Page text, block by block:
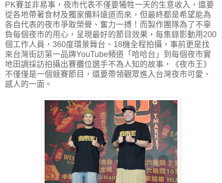
PK賽並非易事，夜市代表不僅要犧牲一天的生意收入，還要
從各地帶著食材及獨家備料遠道而來，但最終都是希望能為
各自代表的夜市爭取榮譽、奮力一搏！而製作團隊為了不辜
負每個夜市的用心，呈現最好的節目效果，每集錄影動用200
個工作人員，360度環景舞台、18機全程拍攝，事前更是找
來台灣街訪第一品牌YouTube頻道「哈哈台」到每個夜市實
地田調採訪拍攝出賽攤位選手不為人知的故事，《夜市王》
不僅僅是一個競賽節目，還要帶領觀眾進入台灣夜市可愛、
感人的一面。